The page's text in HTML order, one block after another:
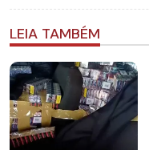
LEIA TAMBÉM